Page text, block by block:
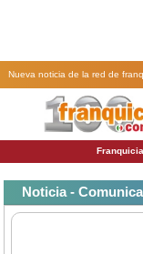
Nueva noticia de la red de
propia
Noticia -